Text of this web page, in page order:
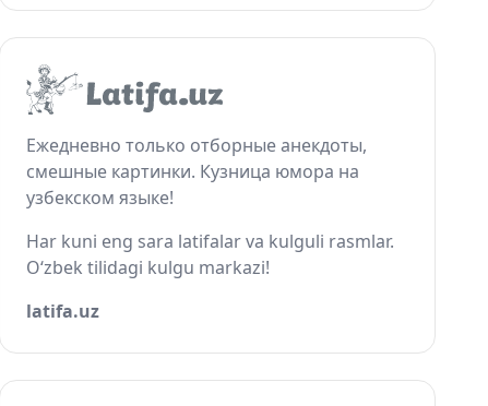
Ежедневно только отборные анекдоты,
смешные картинки. Кузница юмора на
узбекском языке!
Har kuni eng sara latifalar va kulguli rasmlar.
O‘zbek tilidagi kulgu markazi!
latifa.uz